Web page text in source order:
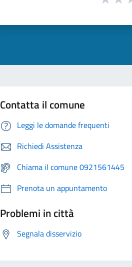
Contatta il comune
Leggi le domande frequenti
Richiedi Assistenza
Chiama il comune 0921561445
Prenota un appuntamento
Problemi in città
Segnala disservizio